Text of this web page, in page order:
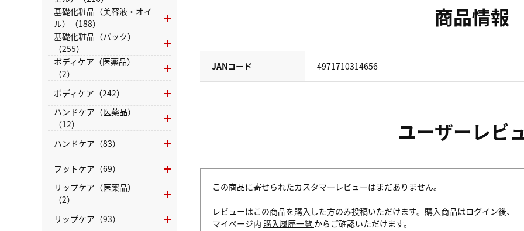
商品情報
JANコード 4971710314656
ユーザーレビ
この商品に寄せられたカスタマーレビューはまだありません。
レビューはこの商品を購入した方のみ投稿いただけます。購入商品はログイン後、
マイページ内 購入履歴一覧 からご確認いただけます。
基礎化粧品（美容液・オイ
ル）（188）
基礎化粧品（パック）
（255）
ボディケア（医薬品）
（2）
ボディケア（242）
ハンドケア（医薬品）
（12）
ハンドケア（83）
フットケア（69）
リップケア（医薬品）
（2）
リップケア（93）